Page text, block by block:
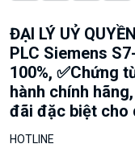
ĐẠI LÝ UỶ
PLC Siemens
100%, ✅Chứng
hành chính
đãi đặc biệt cho
HOTLINE